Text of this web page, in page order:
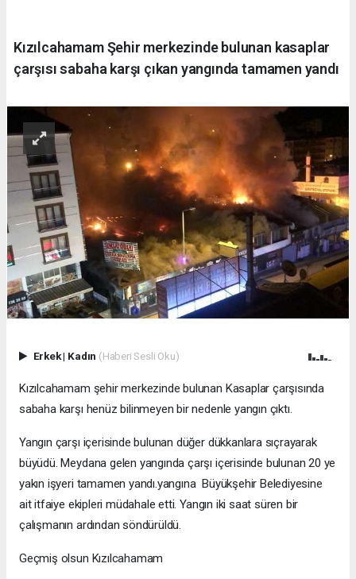
Kızılcahamam Şehir merkezinde bulunan kasaplar
çarşısı sabaha karşı çıkan yangında tamamen yandı
Erkek| Kadın (Haberi Sesli Oku)
Kızılcahamam şehir merkezinde bulunan Kasaplar çarşısında
sabaha karşı henüz bilinmeyen bir nedenle yangın çıktı.
Yangın çarşı içerisinde bulunan düğer dükkanlara sıçrayarak
büyüdü. Meydana gelen yangında çarşı içerisinde bulunan 20 ye
yakın işyeri tamamen yandı.yangına Büyükşehir Belediyesine
ait itfaiye ekipleri müdahale etti. Yangın iki saat süren bir
çalışmanın ardından söndürüldü.
Geçmiş olsun Kızılcahamam